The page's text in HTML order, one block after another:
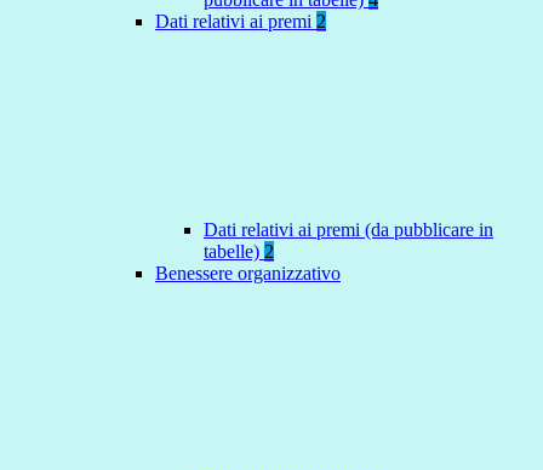
Dati relativi ai premi 2
Dati relativi ai premi (da pubblicare in
tabelle) 2
Benessere organizzativo